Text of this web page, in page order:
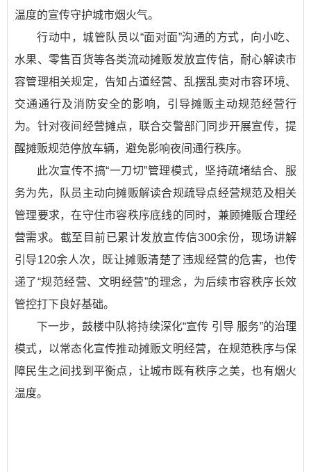
温度的宣传守护城市烟火气。
行动中，城管队员以“面对面”沟通的方式，向小吃、
水果、零售百货等各类流动摊贩发放宣传信，耐心解读市
容管理相关规定，告知占道经营、乱摆乱卖对市容环境、
交通通行及消防安全的影响，引导摊贩主动规范经营行
为。针对夜间经营摊点，联合交警部门同步开展宣传，提
醒摊贩规范停放车辆，避免影响夜间通行秩序。
此次宣传不搞“一刀切”管理模式，坚持疏堵结合、服
务为先，队员主动向摊贩解读合规疏导点经营规范及相关
管理要求，在守住市容秩序底线的同时，兼顾摊贩合理经
营需求。截至目前已累计发放宣传信300余份，现场讲解
引导120余人次，既让摊贩清楚了违规经营的危害，也传
递了“规范经营、文明经营”的理念，为后续市容秩序长效
管控打下良好基础。
下一步，鼓楼中队将持续深化“宣传 引导 服务”的治理
模式，以常态化宣传推动摊贩文明经营，在规范秩序与保
障民生之间找到平衡点，让城市既有秩序之美，也有烟火
温度。